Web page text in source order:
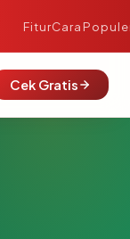
FiturCara
Cek Gratis